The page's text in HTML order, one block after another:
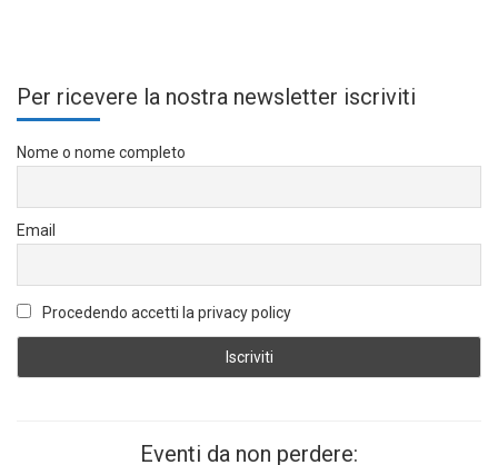
Per ricevere la nostra newsletter iscriviti
Nome o nome completo
Email
Procedendo accetti la privacy policy
Eventi da non perdere: